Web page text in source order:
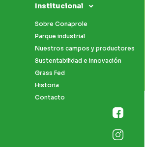
Institucional
Sobre Conaprole
Parque industrial
Nuestros campos y productores
Sustentabilidad e innovación
Grass Fed
Historia
Contacto